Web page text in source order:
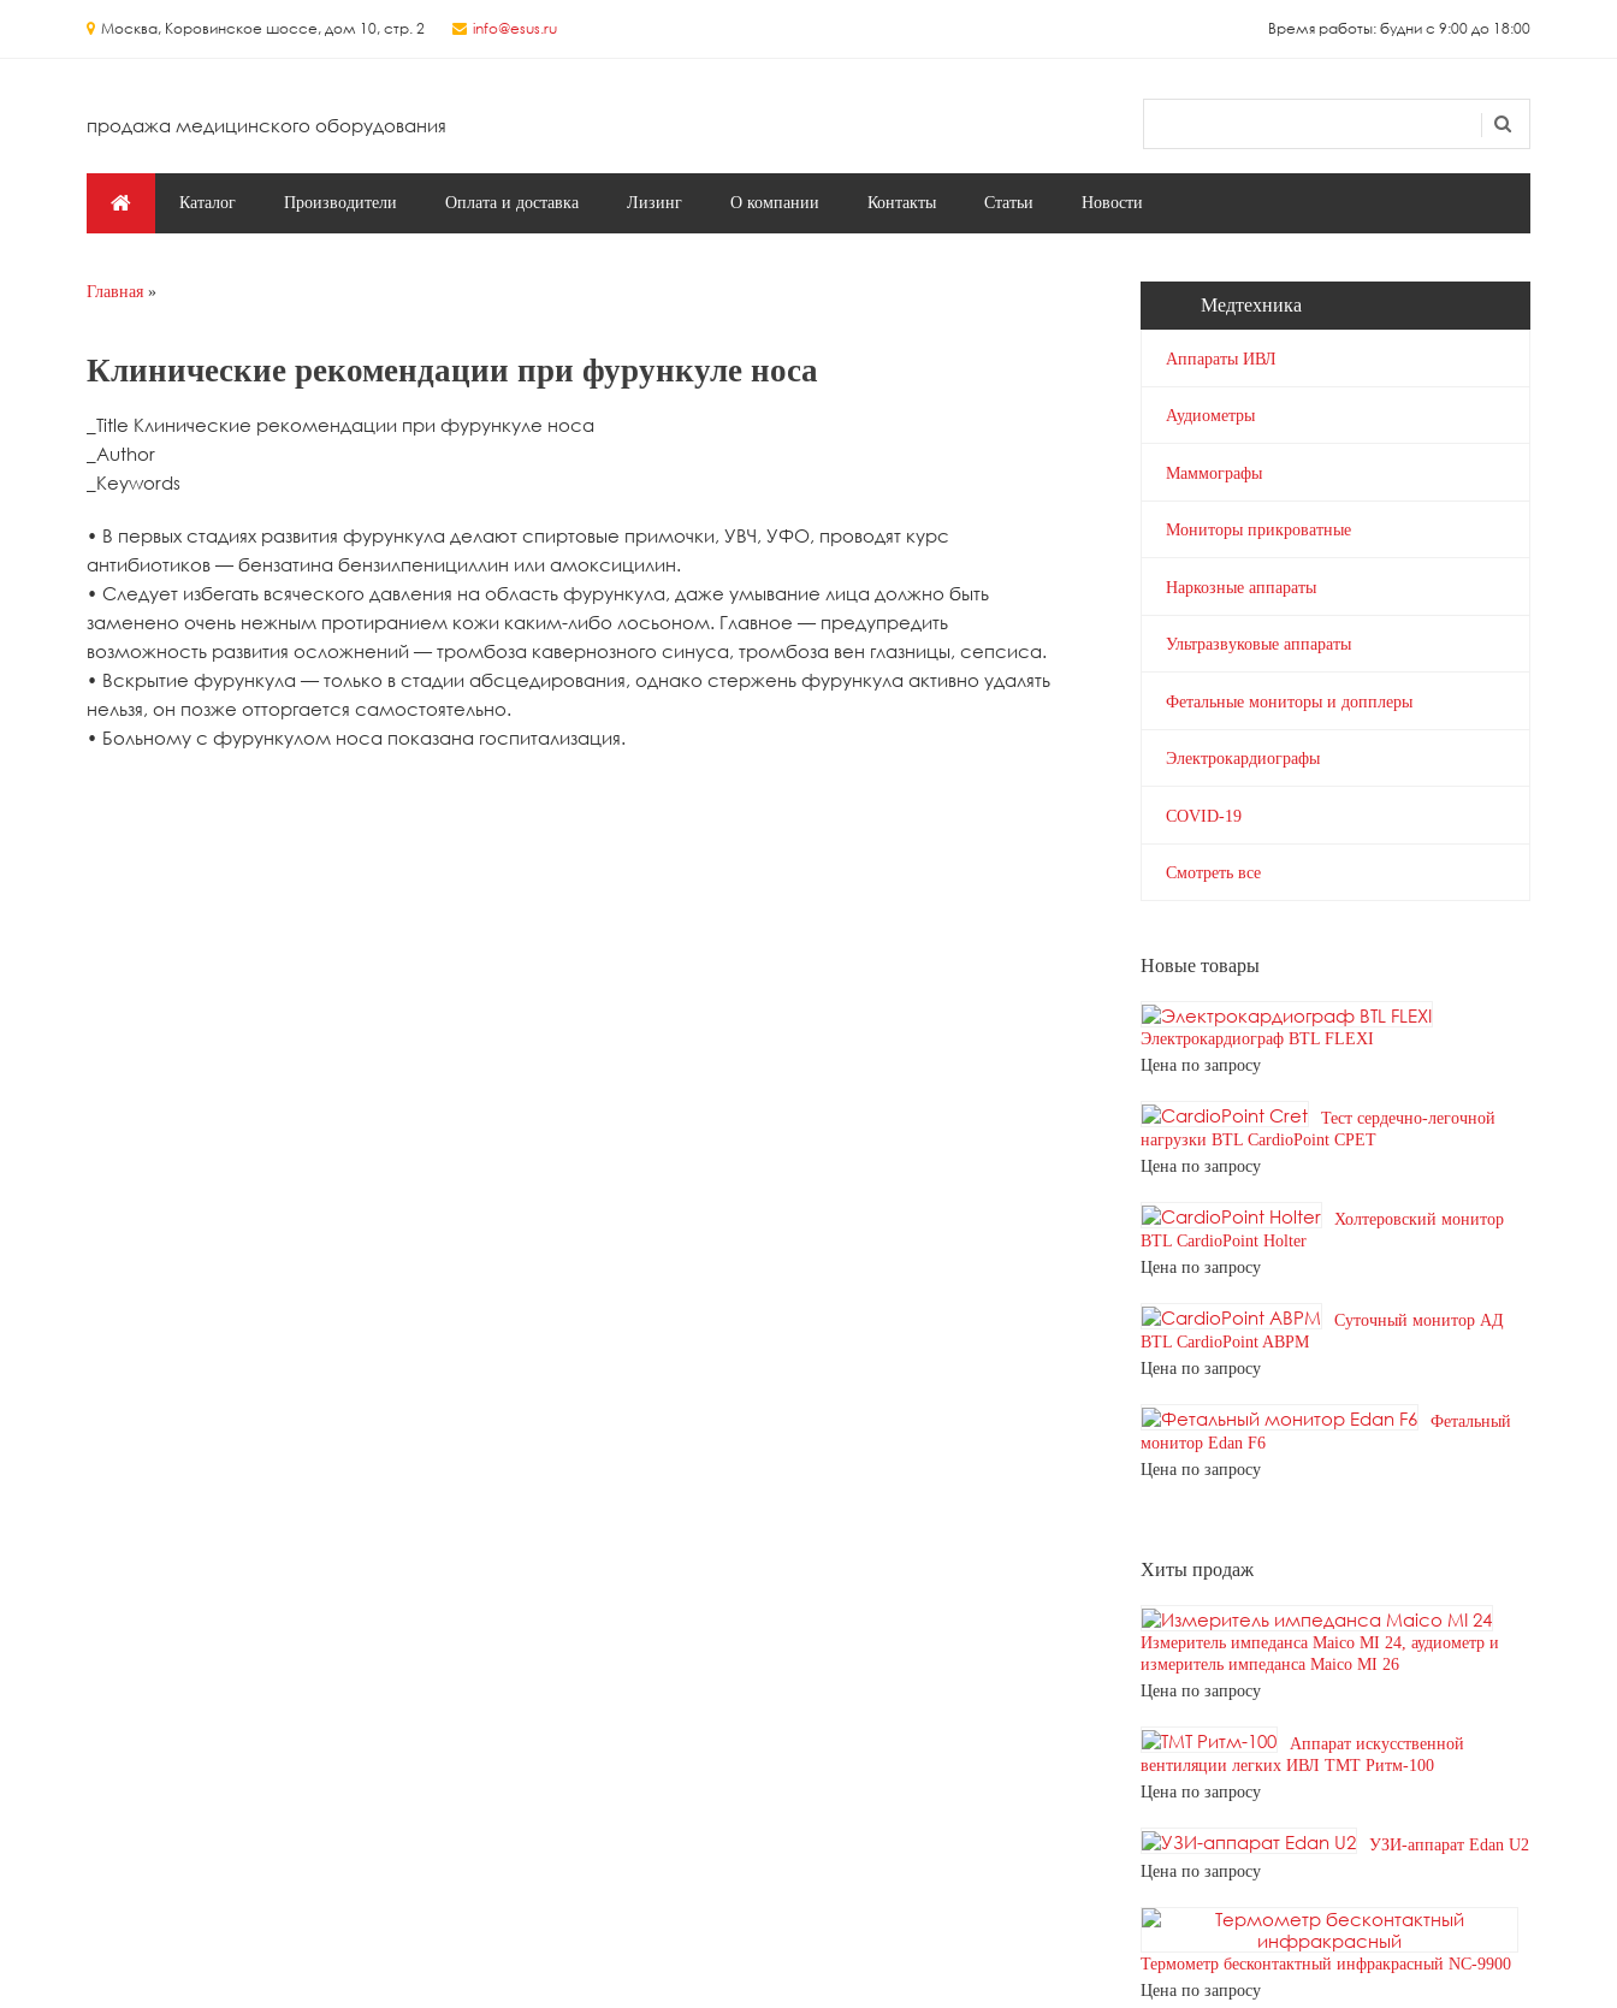
Москва, Коровинское шоссе, дом 10, стр. 2 info@esus.ru Время работы: будни с 9:00 до 18:00
продажа медицинского оборудования
Главное менюКаталог Производители Оплата и доставка Лизинг О компании Контакты Статьи Новости
Вы здесь
Главная
Клинические рекомендации при фурункуле носа
_Title Клинические рекомендации при фурункуле носа
_Author
_Keywords
• В первых стадиях развития фурункула делают спиртовые примочки, УВЧ, УФО, проводят курс
антибиотиков — бензатина бензилпенициллин или амоксицилин.
• Следует избегать всяческого давления на область фурункула, даже умывание лица должно быть
заменено очень нежным протиранием кожи каким-либо лосьоном. Главное — предупредить
возможность развития осложнений — тромбоза кавернозного синуса, тромбоза вен глазницы, сепсиса.
• Вскрытие фурункула — только в стадии абсцедирования, однако стержень фурункула активно удалять
нельзя, он позже отторгается самостоятельно.
• Больному с фурункулом носа показана госпитализация.
Медтехника
Аппараты ИВЛ
Аудиометры
Маммографы
Мониторы прикроватные
Наркозные аппараты
Ультразвуковые аппараты
Фетальные мониторы и допплеры
Электрокардиографы
COVID-19
Смотреть все
Новые товары
Электрокардиограф BTL FLEXI
Цена по запросу
Тест сердечно-легочной
нагрузки BTL CardioPoint CPET
Цена по запросу
Холтеровский монитор
BTL CardioPoint Holter
Цена по запросу
Суточный монитор АД
BTL CardioPoint ABPM
Цена по запросу
Фетальный
монитор Edan F6
Цена по запросу
Хиты продаж
Измеритель импеданса Maico MI 24, аудиометр и
измеритель импеданса Maico MI 26
Цена по запросу
Аппарат искусственной
вентиляции легких ИВЛ ТМТ Ритм-100
Цена по запросу
УЗИ-аппарат Edan U2
Цена по запросу
Термометр бесконтактный инфракрасный NC-9900
Цена по запросу